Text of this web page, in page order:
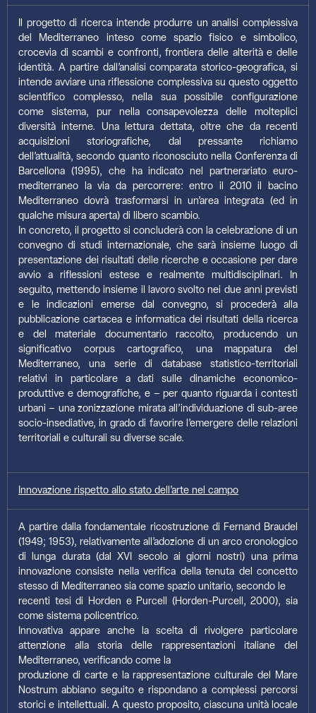
Il progetto di ricerca intende produrre un analisi complessiva
del Mediterraneo inteso come spazio fisico e simbolico,
crocevia di scambi e confronti, frontiera delle alterità e delle
identità. A partire dall’analisi comparata storico-geografica, si
intende avviare una riflessione complessiva su questo oggetto
scientifico complesso, nella sua possibile configurazione
come sistema, pur nella consapevolezza delle molteplici
diversità interne. Una lettura dettata, oltre che da recenti
acquisizioni storiografiche, dal pressante richiamo
dell’attualità, secondo quanto riconosciuto nella Conferenza di
Barcellona (1995), che ha indicato nel partnerariato euro-
mediterraneo la via da percorrere: entro il 2010 il bacino
Mediterraneo dovrà trasformarsi in un’area integrata (ed in
qualche misura aperta) di libero scambio.
In concreto, il progetto si concluderà con la celebrazione di un
convegno di studi internazionale, che sarà insieme luogo di
presentazione dei risultati delle ricerche e occasione per dare
avvio a riflessioni estese e realmente multidisciplinari. In
seguito, mettendo insieme il lavoro svolto nei due anni previsti
e le indicazioni emerse dal convegno, si procederà alla
pubblicazione cartacea e informatica dei risultati della ricerca
e del materiale documentario raccolto, producendo un
significativo corpus cartografico, una mappatura del
Mediterraneo, una serie di database statistico-territoriali
relativi in particolare a dati sulle dinamiche economico-
produttive e demografiche, e – per quanto riguarda i contesti
urbani – una zonizzazione mirata all’individuazione di sub-aree
socio-insediative, in grado di favorire l’emergere delle relazioni
territoriali e culturali su diverse scale.
Innovazione rispetto allo stato dell’arte nel campo
A partire dalla fondamentale ricostruzione di Fernand Braudel
(1949; 1953), relativamente all’adozione di un arco cronologico
di lunga durata (dal XVI secolo ai giorni nostri) una prima
innovazione consiste nella verifica della tenuta del concetto
stesso di Mediterraneo sia come spazio unitario, secondo le
recenti tesi di Horden e Purcell (Horden-Purcell, 2000), sia
come sistema policentrico.
Innovativa appare anche la scelta di rivolgere particolare
attenzione alla storia delle rappresentazioni italiane del
Mediterraneo, verificando come la
produzione di carte e la rappresentazione culturale del Mare
Nostrum abbiano seguito e rispondano a complessi percorsi
storici e intellettuali. A questo proposito, ciascuna unità locale